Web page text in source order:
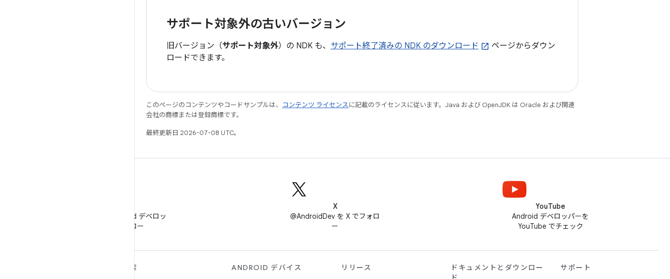
サポート対象外の古いバージョン
旧バージョン（サポート対象外）の NDK も、 サポート終了済みの NDK のダウンロード
ページからダウン
ロードできます。
このページのコンテンツやコードサンプルは、 コンテンツ ライセンスに記載のライセンスに従います。Java および OpenJDK は Oracle および関連
会社の商標または登録商標です。
最終更新日 2026-07-08 UTC。
WeChat で Android デベロッ
パーをフォロー
X
@AndroidDev を X でフォロ
ー
YouTube
Android デベロッパーを
YouTube でチェック
探索 ANDROID デバイス リリース
ドキュメントとダウンロー
サポート